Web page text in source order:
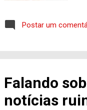
Postar um
Falando
notícias